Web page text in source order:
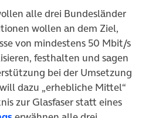
alle drei Bundesländer
wollen an dem Ziel,
von mindestens 50 Mbit/s
festhalten und sagen
bei der Umsetzung
dazu „erhebliche Mittel“
zur Glasfaser statt eines